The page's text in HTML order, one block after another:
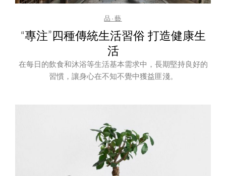
品·藝
“專注”四種傳統生活習俗 打造健康生
活
在每日的飲食和沐浴等生活基本需求中，長期堅持良好的
習慣，讓身心在不知不覺中獲益匪淺。